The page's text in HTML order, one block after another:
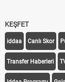
KEŞFET
iddaa Canlı Skor
Transfer Haberleri